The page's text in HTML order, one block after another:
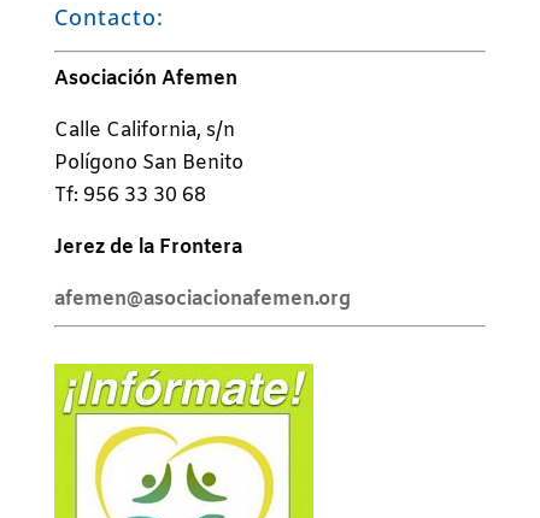
Contacto:
Asociación Afemen
Calle California, s/n
Polígono San Benito
Tf: 956 33 30 68
Jerez de la Frontera
afemen@asociacionafemen.org